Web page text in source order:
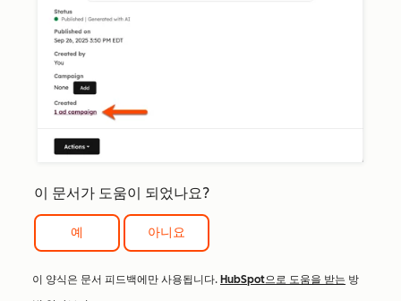
이 문서가 도움이 되었나요?
예 아니요
이 양식은 문서 피드백에만 사용됩니다. HubSpot으로 도움을 받는 방